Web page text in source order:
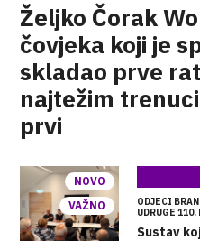
Željko Čorak
čovjeka koji je
skladao prve
najtežim
prvi
ODJECI
UDRUGE 110.
Sustav
NOVO
VAŽNO